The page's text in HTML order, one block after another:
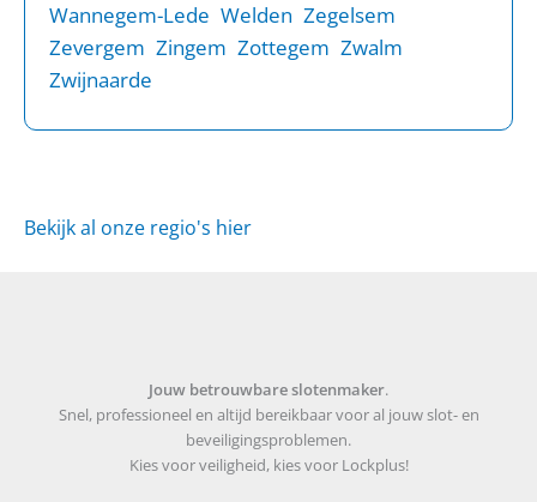
Wannegem-Lede Welden Zegelsem
Zevergem Zingem Zottegem Zwalm
Zwijnaarde
Bekijk al onze regio's hier
Jouw betrouwbare slotenmaker.
Snel, professioneel en altijd bereikbaar voor al jouw slot- en
beveiligingsproblemen.
Kies voor veiligheid, kies voor Lockplus!